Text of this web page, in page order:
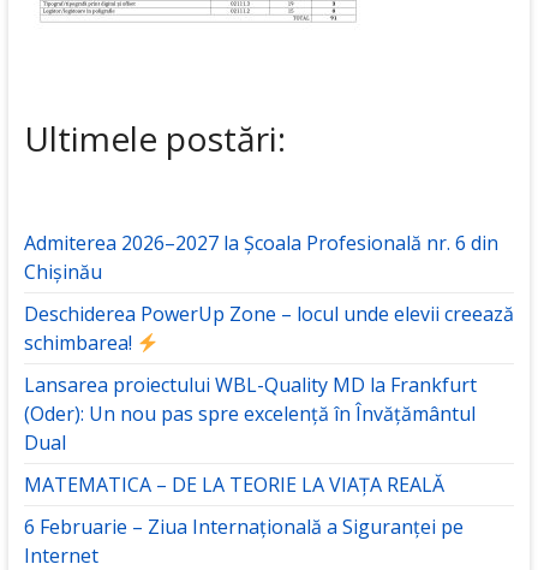
Ultimele postări:
Admiterea 2026–2027 la Școala Profesională nr. 6 din
Chișinău
Deschiderea PowerUp Zone – locul unde elevii creează
schimbarea!
Lansarea proiectului WBL-Quality MD la Frankfurt
(Oder): Un nou pas spre excelență în Învățământul
Dual
MATEMATICA – DE LA TEORIE LA VIAȚA REALĂ
6 Februarie – Ziua Internațională a Siguranței pe
Internet